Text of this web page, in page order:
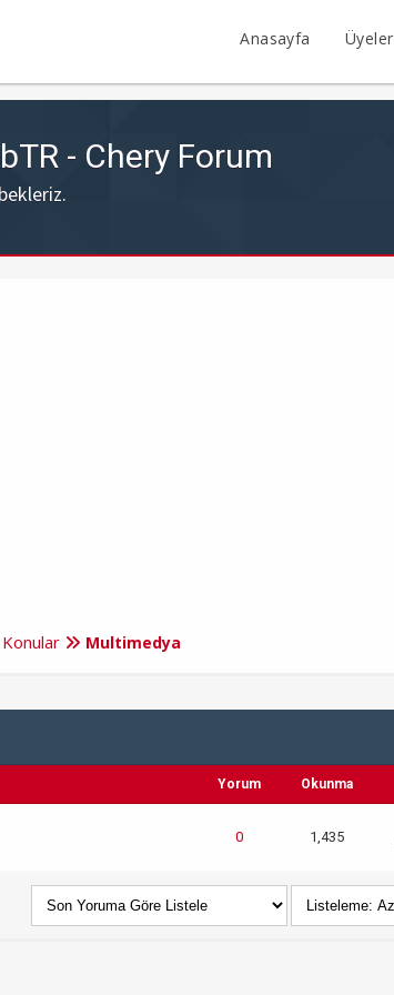
Anasayfa Üyeler
- Chery Forum
Multimedya
Yorum Okunma
0 1,435